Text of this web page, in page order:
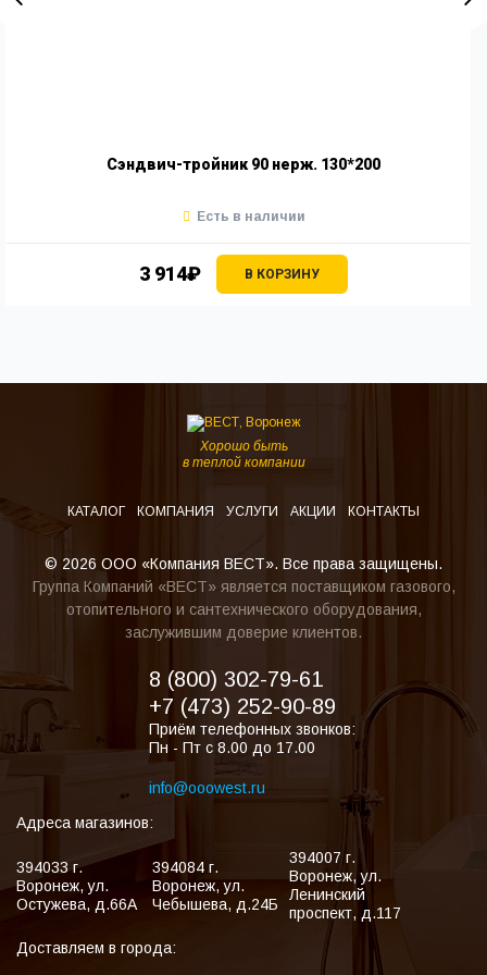
Сэндвич-тройник 90 нерж. 130*200
3 914₽ В КОРЗИНУ
Есть в наличии
Хорошо быть
в теплой компании
КАТАЛОГ КОМПАНИЯ УСЛУГИ АКЦИИ КОНТАКТЫ
© 2026 ООО «Компания ВЕСТ». Все права защищены.
Группа Компаний «ВЕСТ» является поставщиком газового,
отопительного и сантехнического оборудования,
заслужившим доверие клиентов.
8 (800) 302-79-61
+7 (473) 252-90-89
Приём телефонных звонков:
Пн - Пт с 8.00 до 17.00
info@ooowest.ru
Адреса магазинов:
394033 г.
Воронеж,ул.
Остужева, д.66А
394084 г.
Воронеж,ул.
Чебышева, д.24Б
394007 г.
Воронеж,ул.
Ленинский
проспект, д.117
Доставляем в города: